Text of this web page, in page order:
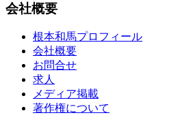
会社概要
根本和馬プロフィール
会社概要
お問合せ
求人
メディア掲載
著作権について